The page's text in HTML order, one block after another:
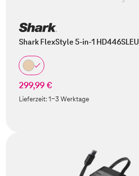
Shark FlexStyle 5-in-1 HD446SLEU
299,99 €
Lieferzeit:1-3 Werktage